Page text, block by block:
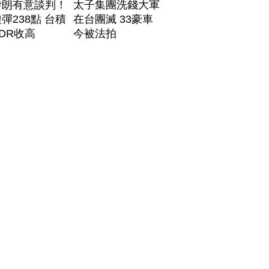
有意談判！
238點 台積
收高
太子集團洗錢大軍
在台團滅 33豪車
今被法拍